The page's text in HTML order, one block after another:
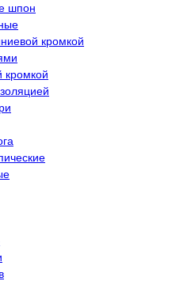
шпон
кромкой
кромкой